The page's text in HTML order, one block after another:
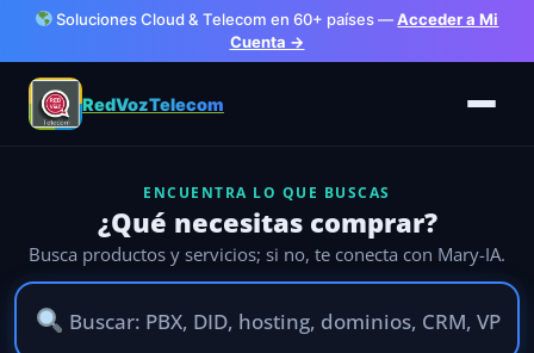
Soluciones Cloud & Telecom en 60+ países —Acceder a Mi
Cuenta →
RedVozTelecom
ENCUENTRA LO QUE BUSCAS
¿Qué necesitas comprar?
Busca productos y servicios; si no, te conecta con Mary-IA.